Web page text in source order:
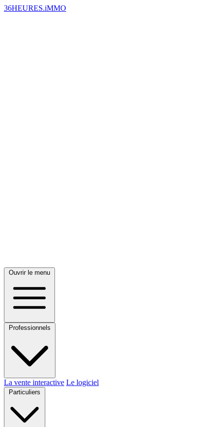
36HEURES.iMMO
Ouvrir le menu
Professionnels
La vente interactive Le logiciel
Particuliers